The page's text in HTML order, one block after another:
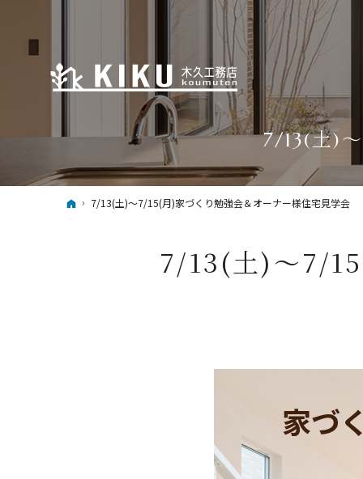
7/13(土)
ホーム
7/13(土)～7/15(月)家づくり勉強会＆オーナー様住宅見学会
7/13(土)～7/